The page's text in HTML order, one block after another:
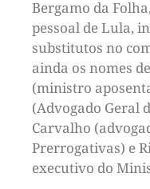
Bergamo da
pessoal de Lula,
substitutos no
ainda os nomes
(ministro
(Advogado Geral
Carvalho
Prerrogativas) e
executivo do